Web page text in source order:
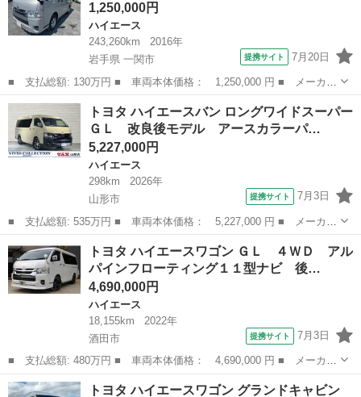
エアコン...
1,250,000円
ハイエース
243,260km
2016年
岩手県 一関市
提携サイト 7月20日
■ 支払総額: 130万円 ■ 車両本体価格： 1,250,000 円 ■ メーカー
名： トヨタ ■ 車種名： ハイエースバン ■ グレード名： ■
排気量： 3000cc ■ ドア枚数： 4D ■ ミッション： AT ...
岩手 一関市 ハイエース
トヨタ ハイエースバン ロングワイドスーパー
ＧＬ 改良後モデル アースカラーパ…
5,227,000円
ハイエース
298km
2026年
山形市
提携サイト 7月3日
■ 支払総額: 535万円 ■ 車両本体価格： 5,227,000 円 ■ メーカー
名： トヨタ ■ 車種名： ハイエースバン ■ グレード名： ロン
グワイドスーパーＧＬ 改良後モデル アースカラーパッケージ デ
ィスプレイ...
山形 山形市 ハイエース
トヨタ ハイエースワゴン ＧＬ ４ＷＤ アル
パインフローティング１１型ナビ 後…
4,690,000円
ハイエース
18,155km
2022年
酒田市
提携サイト 7月3日
■ 支払総額: 480万円 ■ 車両本体価格： 4,690,000 円 ■ メーカー
名： トヨタ ■ 車種名： ハイエースワゴン ■ グレード名： Ｇ
Ｌ ４ＷＤ アルパインフローティング１１型ナビ 後席モニター
山形 酒田市 ハイエース
トヨタ ハイエースワゴン グランドキャビン